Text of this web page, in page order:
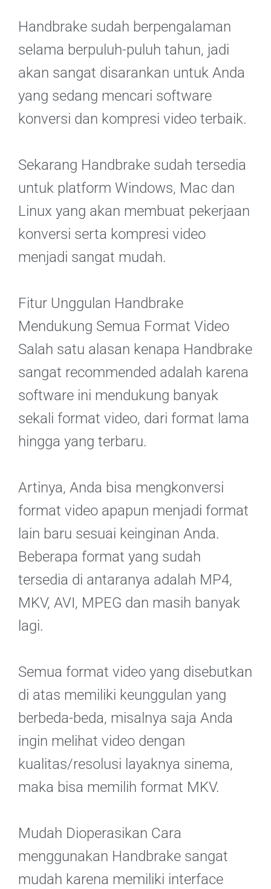
Handbrake sudah berpengalaman
selama berpuluh-puluh tahun, jadi
akan sangat disarankan untuk Anda
yang sedang mencari software
konversi dan kompresi video terbaik.
Sekarang Handbrake sudah tersedia
untuk platform Windows, Mac dan
Linux yang akan membuat pekerjaan
konversi serta kompresi video
menjadi sangat mudah.
Fitur Unggulan Handbrake
Mendukung Semua Format Video
Salah satu alasan kenapa Handbrake
sangat recommended adalah karena
software ini mendukung banyak
sekali format video, dari format lama
hingga yang terbaru.
Artinya, Anda bisa mengkonversi
format video apapun menjadi format
lain baru sesuai keinginan Anda.
Beberapa format yang sudah
tersedia di antaranya adalah MP4,
MKV, AVI, MPEG dan masih banyak
lagi.
Semua format video yang disebutkan
di atas memiliki keunggulan yang
berbeda-beda, misalnya saja Anda
ingin melihat video dengan
kualitas/resolusi layaknya sinema,
maka bisa memilih format MKV.
Mudah Dioperasikan Cara
menggunakan Handbrake sangat
mudah karena memiliki interface